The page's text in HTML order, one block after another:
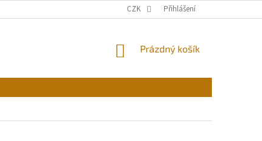
CZK Přihlášení
NÁKUPNÍ
Prázdný košík